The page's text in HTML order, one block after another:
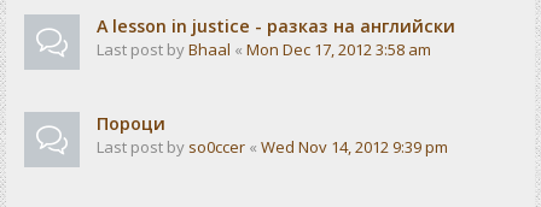
A lesson in justice - разказ на английски
Last post byBhaal « Mon Dec 17, 2012 3:58 am
Пороци
Last post by so0ccer « Wed Nov 14, 2012 9:39 pm